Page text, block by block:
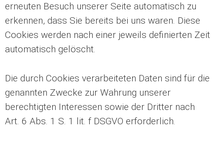
erneuten Besuch unserer Seite automatisch zu
erkennen, dass Sie bereits bei uns waren. Diese
Cookies werden nach einer jeweils definierten Zeit
automatisch gelöscht.
Die durch Cookies verarbeiteten Daten sind für die
genannten Zwecke zur Wahrung unserer
berechtigten Interessen sowie der Dritter nach
Art. 6 Abs. 1 S. 1 lit. f DSGVO erforderlich.